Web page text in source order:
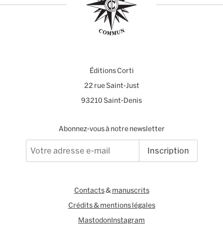
Éditions Corti
22 rue Saint-Just
93210 Saint-Denis
Abonnez-vous à notre newsletter
Inscription
Contacts&manuscrits
Crédits & mentions légales
MastodonInstagram